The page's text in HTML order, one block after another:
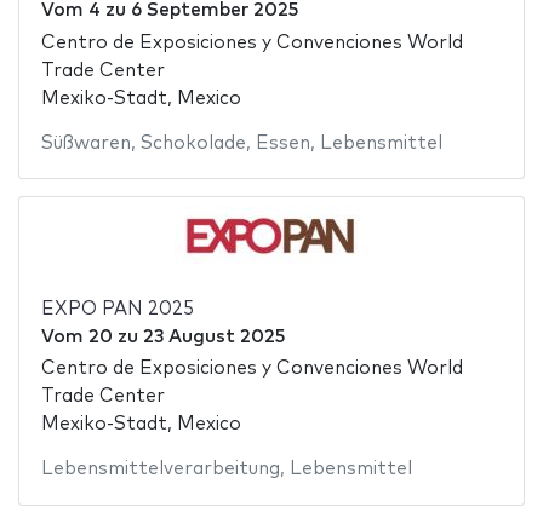
Vom 4 zu 6 September 2025
Centro de Exposiciones y Convenciones World
Trade Center
Mexiko-Stadt, Mexico
Süßwaren, Schokolade, Essen, Lebensmittel
EXPO PAN 2025
Vom 20 zu 23 August 2025
Centro de Exposiciones y Convenciones World
Trade Center
Mexiko-Stadt, Mexico
Lebensmittelverarbeitung, Lebensmittel